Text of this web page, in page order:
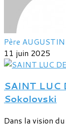
Père AUGUSTIN
11 juin 2025
SAINT LUC
Sokolovski
Dans la vision